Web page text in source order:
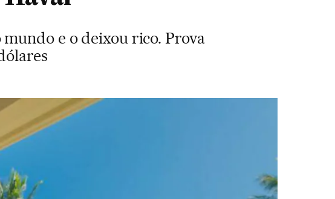
e o deixou rico. Prova